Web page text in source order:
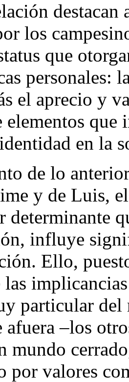
destacan
los
que
personales:
el aprecio y
elementos que
en la
de lo
y de Luis,
determinante
influye
Ello,
las
particular del
afuera –los
mundo
por valores